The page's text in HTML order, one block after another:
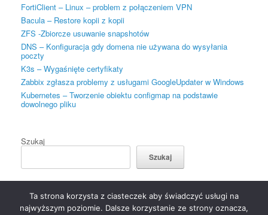
FortiClient – Linux – problem z połączeniem VPN
Bacula – Restore kopii z kopii
ZFS -Zbiorcze usuwanie snapshotów
DNS – Konfiguracja gdy domena nie używana do wysyłania
poczty
K3s – Wygaśnięte certyfikaty
Zabbix zgłasza problemy z usługami GoogleUpdater w Windows
Kubernetes – Tworzenie obiektu configmap na podstawie
dowolnego pliku
Szukaj
Szukaj
Ta strona korzysta z ciasteczek aby świadczyć usługi na
najwyższym poziomie. Dalsze korzystanie ze strony oznacza,